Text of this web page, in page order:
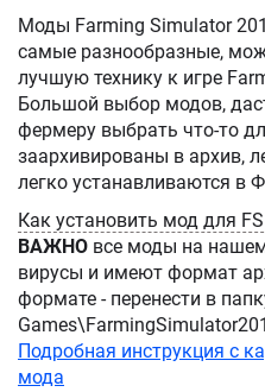
Моды Farming Simulator 2011 , на нашем сайте бывают
самые разнообразные,
лучшую технику к игре
Большой выбор модов,
фермеру выбрать что-то
заархивированы в архив,
ВАЖНО все моды на
вирусы и имеют формат
формате - перенести в
Подробная инструкция с
мода